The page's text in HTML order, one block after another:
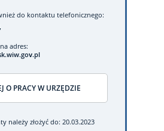
do kontaktu telefonicznego:
adres:
O PRACY W URZĘDZIE
należy złożyć do: 20.03.2023